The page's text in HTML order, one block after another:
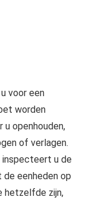
voor een
worden
openhouden,
of verlagen.
u de
de eenheden op
hetzelfde zijn,